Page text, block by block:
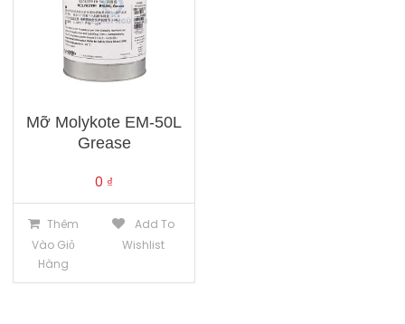
Mỡ Molykote EM-50L
Grease
0 ₫
Thêm
Vào Giỏ
Hàng
Add To
Wishlist